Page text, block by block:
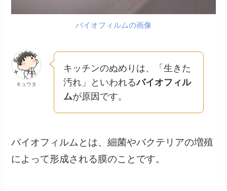
バイオフィルムの画像
キュウタ
キッチンのぬめりは、「生きた
汚れ」といわれるバイオフィル
ムが原因です。
バイオフィルムとは、細菌やバクテリアの増殖
によって形成される膜のことです。